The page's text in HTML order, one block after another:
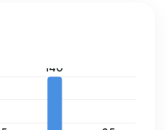
Toogwijk 2.330 kWh aan
het 17% lager dan het
Met een jaarlijkse
het aardgasverbruik